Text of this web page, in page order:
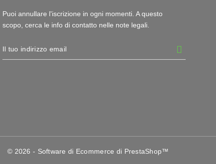
Puoi annullare l'iscrizione in ogni momenti. A questo
scopo, cerca le info di contatto nelle note legali.
© 2026 - Software di Ecommerce di PrestaShop™